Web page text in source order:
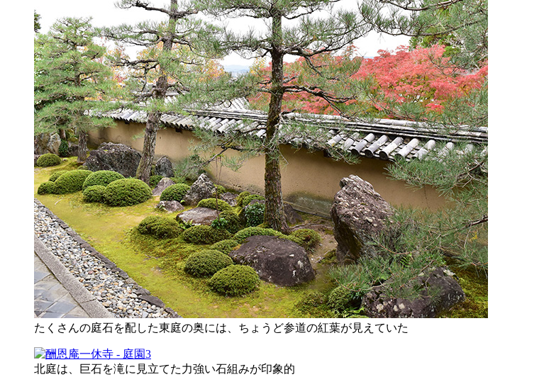
たくさんの庭石を配した東庭の奥には、ちょうど参道の紅葉が見えていた
北庭は、巨石を滝に見立てた力強い石組みが印象的